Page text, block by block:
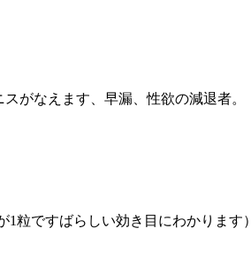
がなえます、早漏、性欲の減退者。
粒ですばらしい効き目にわかります）